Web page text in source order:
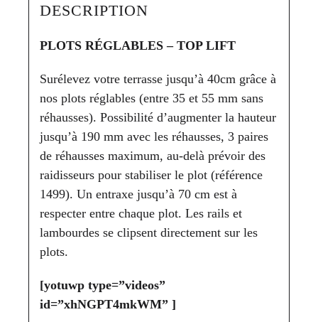
DESCRIPTION
PLOTS RÉGLABLES – TOP LIFT
Surélevez votre terrasse jusqu’à 40cm grâce à
nos plots réglables (entre 35 et 55 mm sans
réhausses). Possibilité d’augmenter la hauteur
jusqu’à 190 mm avec les réhausses, 3 paires
de réhausses maximum, au-delà prévoir des
raidisseurs pour stabiliser le plot (référence
1499). Un entraxe jusqu’à 70 cm est à
respecter entre chaque plot. Les rails et
lambourdes se clipsent directement sur les
plots.
[yotuwp type=”videos”
id=”xhNGPT4mkWM” ]